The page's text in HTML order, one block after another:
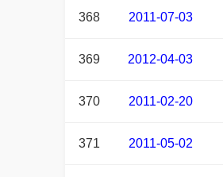
368 2011-07-03
369 2012-04-03
370 2011-02-20
371 2011-05-02